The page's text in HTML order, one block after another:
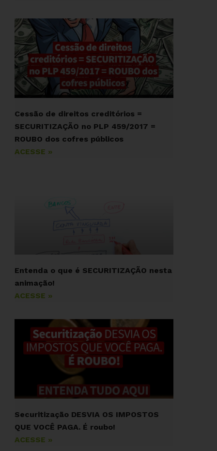
Cessão de direitos creditórios =
SECURITIZAÇÃO no PLP 459/2017 =
ROUBO dos cofres públicos
ACESSE »
Entenda o que é SECURITIZAÇÃO nesta
animação!
ACESSE »
Securitização DESVIA OS IMPOSTOS
QUE VOCÊ PAGA. É roubo!
ACESSE »